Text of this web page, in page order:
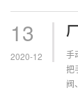
具
13
2020-12
手
把
阀